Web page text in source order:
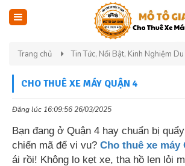
Trang chủ Tin Tức, Nổi Bật, Kinh Nghiệm
CHO THUÊ XE MÁY QUẬN 4
Đăng lúc 16:09:56 26/03/2025
Bạn đang ở Quận 4 hay chuẩn bị
chiến mã để vi vu? Cho thuê xe máy
ái rồi! Không lo kẹt xe, tha hồ len lỏi